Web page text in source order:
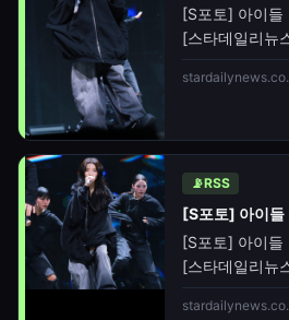
감정적인 김영
이성적이고 현
불과 물에 비유
4년째 함께하
[S포토] 아이
[스타데일리뉴
(i-dle)의 미니
쇼케이스가 6
Dat Love'는 서
갈증 같은 사
'Mono (Feat.
아이들은 지난
스타디움에서 양
📡RSS
[S포토] 아이들
[S포토] 아이
[스타데일리뉴
(i-dle)의 미니
쇼케이스가 6